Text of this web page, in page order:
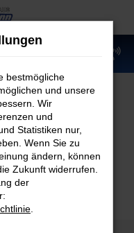
bestmögliche
und unsere
Wir
und
Statistiken nur,
Wenn Sie zu
ändern, können
Zukunft widerrufen.
der